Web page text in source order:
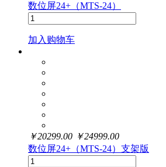
数位屏24+（MTS-24）
加入购物车
￥20299.00 ￥24999.00
数位屏24+（MTS-24）支架版